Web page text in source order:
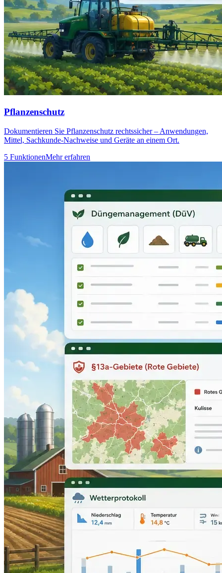
Pflanzenschutz
Dokumentieren Sie Pflanzenschutz rechtssicher – Anwendungen,
Mittel, Sachkunde-Nachweise und Geräte an einem Ort.
5 FunktionenMehr erfahren